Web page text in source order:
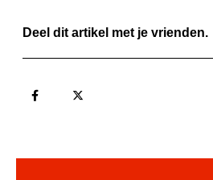
Deel dit artikel met je vrienden.